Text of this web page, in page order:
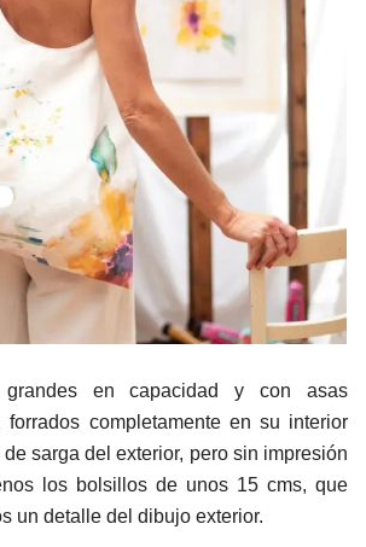
en capacidad y con asas
forrados completamente en su interior
sarga del exterior, pero sin impresión
los bolsillos de unos 15 cms, que
un detalle del dibujo exterior.